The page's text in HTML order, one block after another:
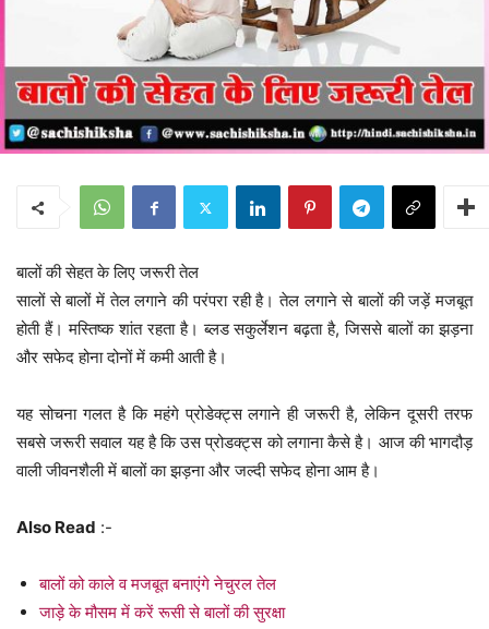
बालों की सेहत के लिए जरूरी तेल
सालों से बालों में तेल लगाने की परंपरा रही है। तेल लगाने से बालों की जड़ें मजबूत
होती हैं। मस्तिष्क शांत रहता है। ब्लड सकुर्लेशन बढ़ता है, जिससे बालों का झड़ना
और सफेद होना दोनों में कमी आती है।
यह सोचना गलत है कि महंगे प्रोडेक्ट्स लगाने ही जरूरी है, लेकिन दूसरी तरफ
सबसे जरूरी सवाल यह है कि उस प्रोडक्ट्स को लगाना कैसे है। आज की भागदौड़
वाली जीवनशैली में बालों का झड़ना और जल्दी सफेद होना आम है।
Also Read :-
बालों को काले व मजबूत बनाएंगे नेचुरल तेल
जाड़े के मौसम में करें रूसी से बालों की सुरक्षा